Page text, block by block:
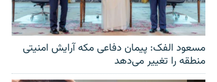
مسعود الفک: پیمان دفاعی مکه آرایش امنیتی
منطقه را تغییر می‌دهد